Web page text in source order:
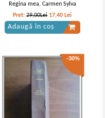
Regina mea, Carmen Sylva
Pret:29,00Lei 17,40 Lei
Adaugă în coș
-30%